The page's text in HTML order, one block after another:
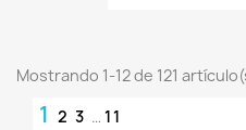
Mostrando 1-12 de 121
1 2 3 … 11